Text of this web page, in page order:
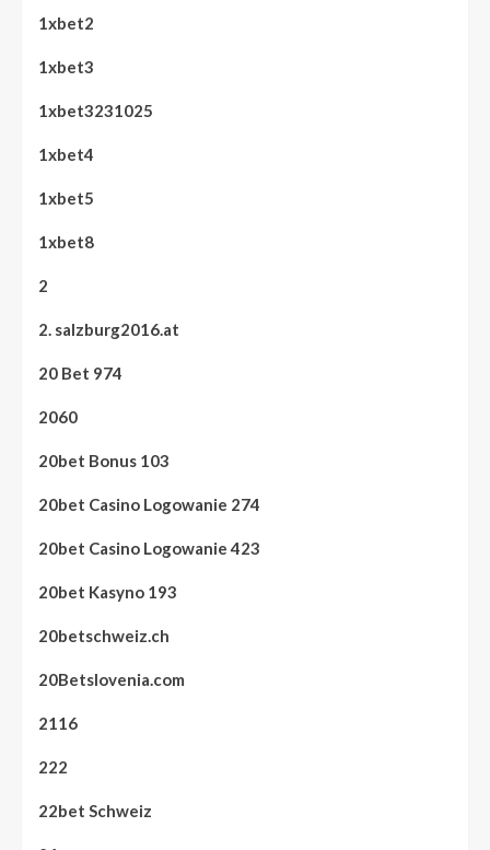
1xbet2
1xbet3
1xbet3231025
1xbet4
1xbet5
1xbet8
2
2. salzburg2016.at
20 Bet 974
2060
20bet Bonus 103
20bet Casino Logowanie 274
20bet Casino Logowanie 423
20bet Kasyno 193
20betschweiz.ch
20Betslovenia.com
2116
222
22bet Schweiz